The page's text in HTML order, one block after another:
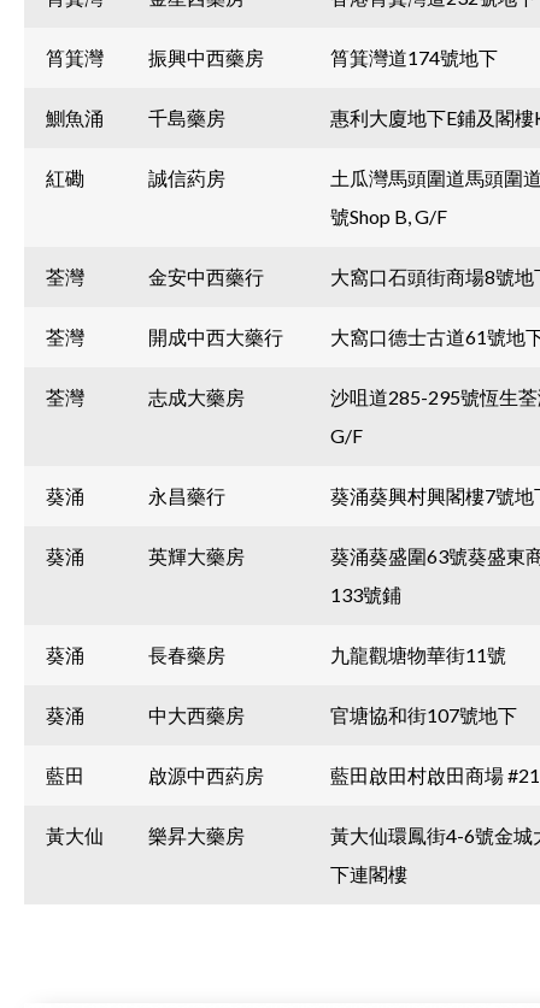
筲箕灣 振興中西藥房 筲箕灣道174號地下
鰂魚涌 千島藥房 惠利大廈地下E鋪及閣樓
紅磡 誠信葯房
土瓜灣馬頭圍道馬頭圍
號Shop B, G/F
荃灣 金安中西藥行 大窩口石頭街商場8號地
荃灣 開成中西大藥行 大窩口德士古道61號地
荃灣 志成大藥房
沙咀道285-295號恆生
G/F
葵涌 永昌藥行 葵涌葵興村興閣樓7號地
葵涌 英輝大藥房
葵涌葵盛圍63號葵盛東
133號鋪
葵涌 長春藥房 九龍觀塘物華街11號
葵涌 中大西藥房 官塘協和街107號地下
藍田 啟源中西葯房 藍田啟田村啟田商場
黃大仙 樂昇大藥房
黃大仙環鳳街4-6號金城
下連閣樓